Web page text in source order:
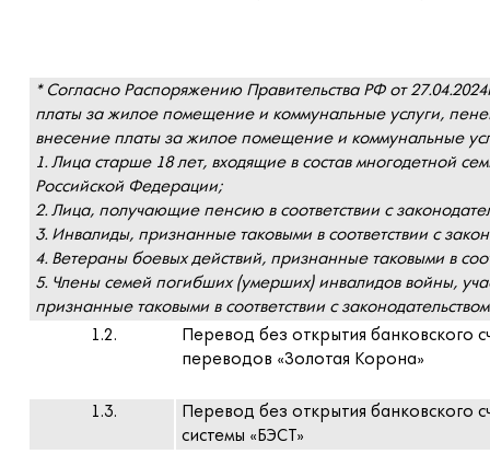
* Согласно Распоряжению Правительства РФ от
платы за жилое помещение и коммунальные услуги,
внесение платы за жилое помещение и коммунальные
1. Лица старше 18 лет, входящие в состав многодетной
Российской Федерации;
2. Лица, получающие пенсию в соответствии с
3. Инвалиды, признанные таковыми в соответствии с
4. Ветераны боевых действий, признанные таковыми в
5. Члены семей погибших (умерших) инвалидов войны,
признанные таковыми в соответствии с
1.2.
Перевод без открытия банковского
переводов «Золотая Корона»
1.3.
Перевод без открытия банковского
системы «БЭСТ»